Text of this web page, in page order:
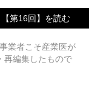
【第16回】を読む
業者こそ産業医が
再編集したもので